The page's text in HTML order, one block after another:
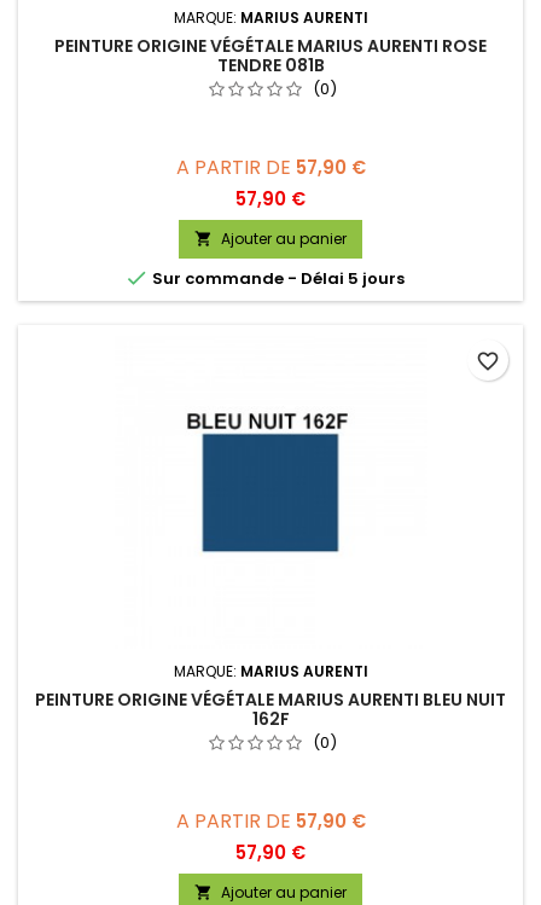
MARQUE: MARIUS AURENTI
PEINTURE ORIGINE VÉGÉTALE MARIUS AURENTI ROSE
TENDRE 081B
(0)
A PARTIR DE 57,90 €
Prix
57,90 €
 Ajouter au panier
 Sur commande - Délai 5 jours
MARQUE: MARIUS AURENTI
PEINTURE ORIGINE VÉGÉTALE MARIUS AURENTI BLEU NUIT
162F
(0)
A PARTIR DE 57,90 €
Prix
57,90 €
 Ajouter au panier
favorite_border